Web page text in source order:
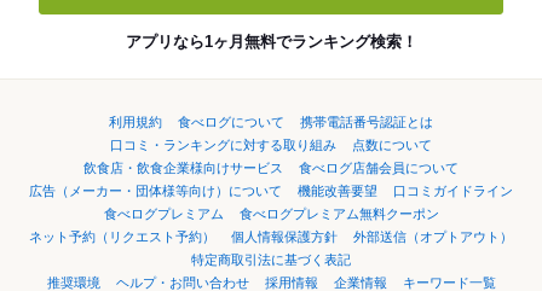
アプリなら1ヶ月無料でランキング検索！
利用規約 食べログについて
携帯電話番号認証とは
口コミ・ランキングに対する取り組み
点数について
飲食店・飲食企業様向けサービス
食べログ店舗会員について
広告（メーカー・団体様等向け）について
機能改善要望
口コミガイドライン
食べログプレミアム
食べログプレミアム無料クーポン
ネット予約（リクエスト予約）
個人情報保護方針
外部送信（オプトアウト）
特定商取引法に基づく表記
推奨環境
ヘルプ・お問い合わせ 採用情報 企業情報 キーワード一覧